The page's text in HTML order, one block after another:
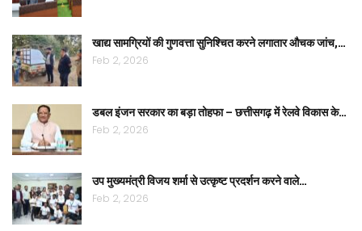
खाद्य सामग्रियों की गुणवत्ता सुनिश्चित करने लगातार औचक जांच,…
Feb 2, 2026
डबल इंजन सरकार का बड़ा तोहफा – छत्तीसगढ़ में रेलवे विकास के…
Feb 2, 2026
उप मुख्यमंत्री विजय शर्मा से उत्कृष्ट प्रदर्शन करने वाले…
Feb 2, 2026